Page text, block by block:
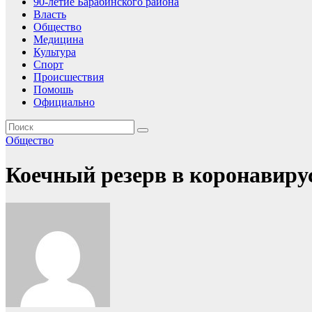
Власть
Общество
Медицина
Культура
Спорт
Происшествия
Помошь
Официально
Общество
Коечный резерв в